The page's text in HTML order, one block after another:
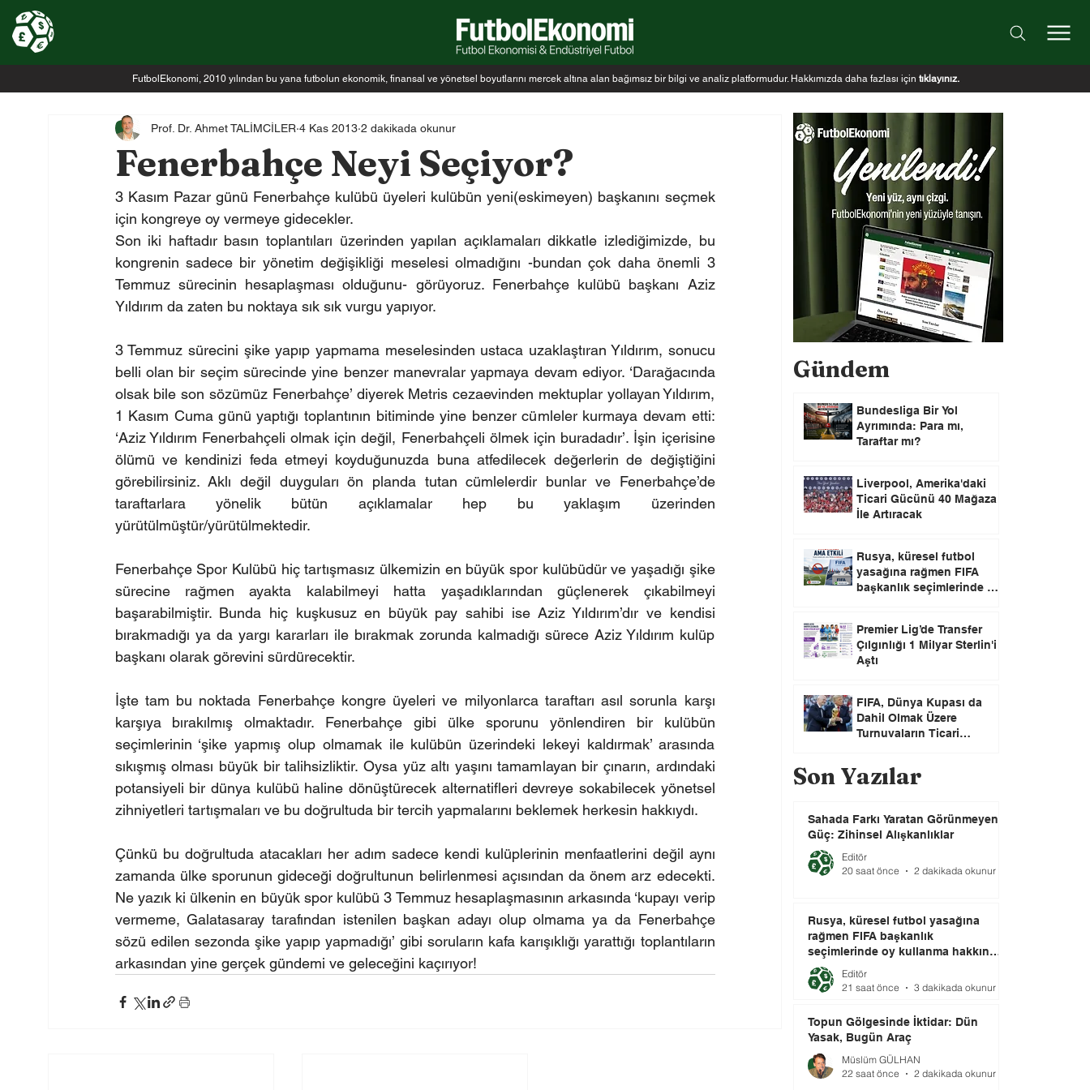
FutbolEkonomi, 2010 yılından bu yana futbolun ekonomik, finansal ve yönetsel boyutlarını mercek altına alan bağımsız bir bilgi ve analiz platformudur. Hakkımızda daha fazlası için tıklayınız.
Fenerbahçe Neyi Seçiyor?
Prof. Dr. Ahmet TALİMCİLER 4 Kas 2013 2 dakikada okunur
3 Kasım Pazar günü Fenerbahçe kulübü üyeleri kulübün yeni(eskimeyen) başkanını seçmek
için kongreye oy vermeye gidecekler.
Son iki haftadır basın toplantıları üzerinden yapılan açıklamaları dikkatle izlediğimizde, bu
kongrenin sadece bir yönetim değişikliği meselesi olmadığını -bundan çok daha önemli 3
Temmuz sürecinin hesaplaşması olduğunu- görüyoruz. Fenerbahçe kulübü başkanı Aziz
Yıldırım da zaten bu noktaya sık sık vurgu yapıyor.
3 Temmuz sürecini şike yapıp yapmama meselesinden ustaca uzaklaştıran Yıldırım, sonucu
belli olan bir seçim sürecinde yine benzer manevralar yapmaya devam ediyor. ‘Darağacında
olsak bile son sözümüz Fenerbahçe’ diyerek Metris cezaevinden mektuplar yollayan Yıldırım,
1 Kasım Cuma günü yaptığı toplantının bitiminde yine benzer cümleler kurmaya devam etti:
‘Aziz Yıldırım Fenerbahçeli olmak için değil, Fenerbahçeli ölmek için buradadır’. İşin içerisine
ölümü ve kendinizi feda etmeyi koyduğunuzda buna atfedilecek değerlerin de değiştiğini
görebilirsiniz. Aklı değil duyguları ön planda tutan cümlelerdir bunlar ve Fenerbahçe’de
taraftarlara yönelik bütün açıklamalar hep bu yaklaşım üzerinden
yürütülmüştür/yürütülmektedir.
Fenerbahçe Spor Kulübü hiç tartışmasız ülkemizin en büyük spor kulübüdür ve yaşadığı şike
sürecine rağmen ayakta kalabilmeyi hatta yaşadıklarından güçlenerek çıkabilmeyi
başarabilmiştir. Bunda hiç kuşkusuz en büyük pay sahibi ise Aziz Yıldırım’dır ve kendisi
bırakmadığı ya da yargı kararları ile bırakmak zorunda kalmadığı sürece Aziz Yıldırım kulüp
başkanı olarak görevini sürdürecektir.
İşte tam bu noktada Fenerbahçe kongre üyeleri ve milyonlarca taraftarı asıl sorunla karşı
karşıya bırakılmış olmaktadır. Fenerbahçe gibi ülke sporunu yönlendiren bir kulübün
seçimlerinin ‘şike yapmış olup olmamak ile kulübün üzerindeki lekeyi kaldırmak’ arasında
sıkışmış olması büyük bir talihsizliktir. Oysa yüz altı yaşını tamamlayan bir çınarın, ardındaki
potansiyeli bir dünya kulübü haline dönüştürecek alternatifleri devreye sokabilecek yönetsel
zihniyetleri tartışmaları ve bu doğrultuda bir tercih yapmalarını beklemek herkesin hakkıydı.
Çünkü bu doğrultuda atacakları her adım sadece kendi kulüplerinin menfaatlerini değil aynı
zamanda ülke sporunun gideceği doğrultunun belirlenmesi açısından da önem arz edecekti.
Ne yazık ki ülkenin en büyük spor kulübü 3 Temmuz hesaplaşmasının arkasında ‘kupayı verip
vermeme, Galatasaray tarafından istenilen başkan adayı olup olmama ya da Fenerbahçe
sözü edilen sezonda şike yapıp yapmadığı’ gibi soruların kafa karışıklığı yarattığı toplantıların
arkasından yine gerçek gündemi ve geleceğini kaçırıyor!
Gündem
Bundesliga Bir Yol
Ayrımında: Para mı,
Taraftar mı?
Liverpool, Amerika'daki
Ticari Gücünü 40 Mağaza
İle Artıracak
Rusya, küresel futbol
yasağına rağmen FIFA
başkanlık seçimlerinde oy
Premier Lig’de Transfer
Çılgınlığı 1 Milyar Sterlin'i
Aştı
FIFA, Dünya Kupası da
Dahil Olmak Üzere
Turnuvaların Ticari
Son Yazılar
Sahada Farkı Yaratan Görünmeyen
Güç: Zihinsel Alışkanlıklar
Editör
20 saat önce
2 dakikada okunur
Rusya, küresel futbol yasağına
rağmen FIFA başkanlık
seçimlerinde oy kullanma hakkını
elinde tutuyor.
Editör
21 saat önce
3 dakikada okunur
Topun Gölgesinde İktidar: Dün
Yasak, Bugün Araç
Müslüm GÜLHAN
22 saat önce
2 dakikada okunur